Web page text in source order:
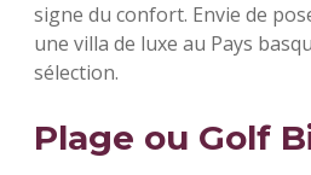
signe du confort. Envie de
une villa de luxe au Pays
sélection.
Plage ou Golf